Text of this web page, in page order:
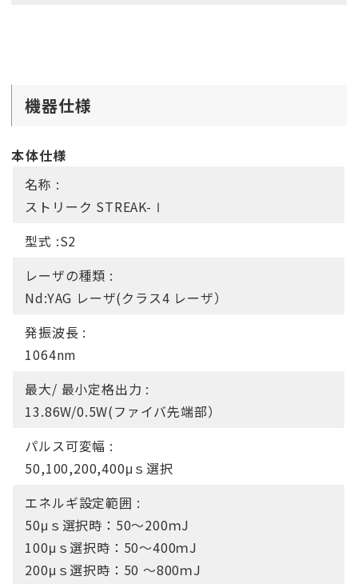
機器仕様
本体仕様
名称 :
ストリーク STREAK-Ⅰ
型式 :S2
レーザの種類 :
Nd:YAG レーザ(クラス4 レーザ）
発振波長 :
1064nm
最大/ 最小定格出力 :
13.86W/0.5W(ファイバ先端部）
パルス可変幅 :
50,100,200,400μｓ選択
エネルギ設定範囲 :
50μｓ選択時：50～200ｍJ
100μｓ選択時：50～400ｍJ
200μｓ選択時：50 ～800ｍJ